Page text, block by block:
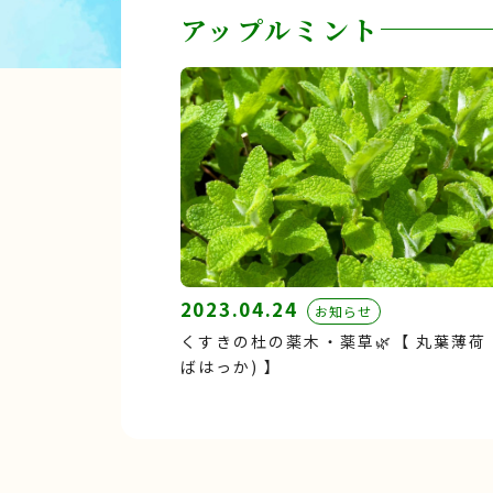
アップルミント
2023.04.24 お知らせ
くすきの杜の薬木・薬草🌿【 丸葉薄
ばはっか) 】